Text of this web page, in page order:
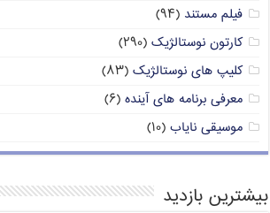
فیلم مستند (۹۴)
کارتون نوستالژیک (۲۹۰)
کلیپ های نوستالژیک (۸۳)
معرفی برنامه های آینده (۶)
موسیقی نایاب (۱۰)
بیشترین بازدید